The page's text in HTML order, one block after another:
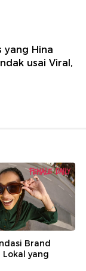
yang Hina
usai Viral,
Brand
yang